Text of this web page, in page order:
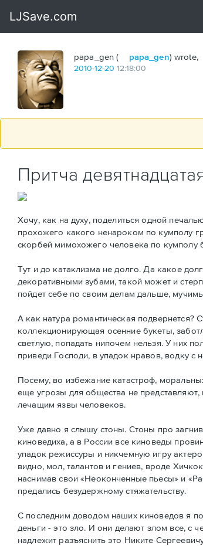
papa_gen ( papa_gen) wrote,
2010-12-20 12:18:00
Притча
Хочу, как на духу, поделиться одной
прохожего какого ненароком по кумполу
скорбей мимохожего человека по кумполу
Тут и до катаклизма не долго. Да какое
декоративными зубами, такой может и
пойдет себе по своим делам дальше,
А как натура романтическая подвернется?
коллекционирующая осенние букеты,
светлую, попадать нипочем нельзя. У них
приведи Господи, в упадок нравов, водку
Посему, во избежание катастроф,
еще угрозы для общества не представляют,
лечащим язвы человеков.
Уже давно я слышу стоны. Стоны про
киноведиха, а в России все киноведы
упадок режиссуры и никчемную игру
видно, мол, талантов и гениев, вроде
наснимав свои «Неоконченные пьесы» и
предались безудержному стяжательству.
С последним доводом наших киноведов я
деньги - это зло. И они делают злом все, с
надлежит разъяснить это Никите